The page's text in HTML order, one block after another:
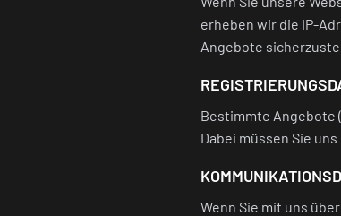
erheben wir die IP-
Angebote
Bestimmte Angebote
Dabei müssen Sie
Wenn Sie mit uns